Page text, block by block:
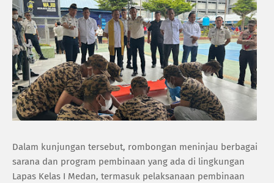
Dalam kunjungan tersebut, rombongan meninjau berbagai
sarana dan program pembinaan yang ada di lingkungan
Lapas Kelas I Medan, termasuk pelaksanaan pembinaan